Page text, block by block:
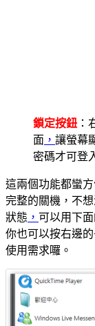
鎖定按鈕 ：
面 ， 讓螢幕
密碼才可登
這兩個功能都蠻
完整的關機，不
狀態 ， 可以用下
你也可以按右邊
使用需求囉。